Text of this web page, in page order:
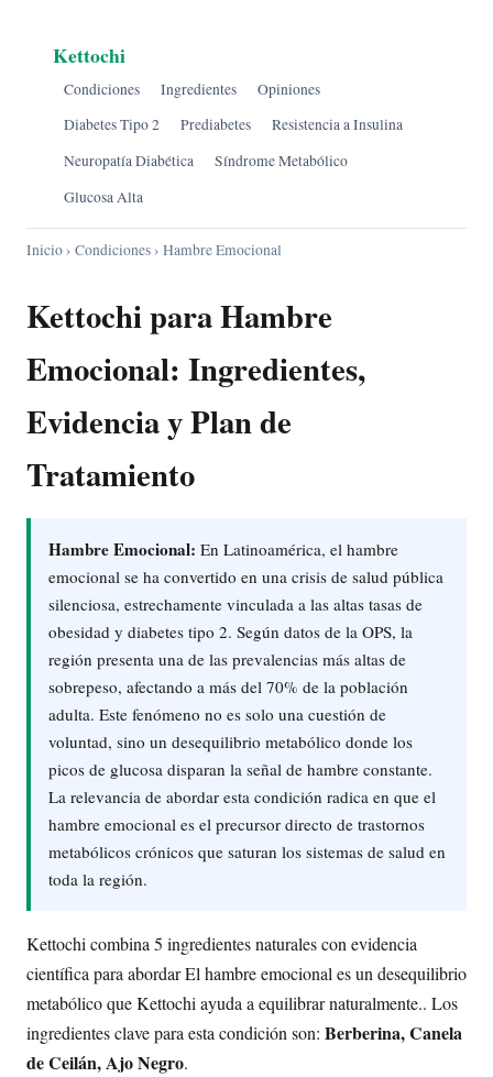
Kettochi
Condiciones Ingredientes
Opiniones
Diabetes Tipo 2
Prediabetes
Resistencia a Insulina
Neuropatía Diabética
Síndrome Metabólico
Glucosa Alta
Inicio› Condiciones› Hambre Emocional
Kettochi para Hambre
Emocional: Ingredientes,
Evidencia y Plan de
Tratamiento
Hambre Emocional: En Latinoamérica, el hambre
emocional se ha convertido en una crisis de salud pública
silenciosa, estrechamente vinculada a las altas tasas de
obesidad y diabetes tipo 2. Según datos de la OPS, la
región presenta una de las prevalencias más altas de
sobrepeso, afectando a más del 70% de la población
adulta. Este fenómeno no es solo una cuestión de
voluntad, sino un desequilibrio metabólico donde los
picos de glucosa disparan la señal de hambre constante.
La relevancia de abordar esta condición radica en que el
hambre emocional es el precursor directo de trastornos
metabólicos crónicos que saturan los sistemas de salud en
toda la región.
Kettochi combina 5 ingredientes naturales con evidencia
científica para abordar El hambre emocional es un desequilibrio
metabólico que Kettochi ayuda a equilibrar naturalmente.. Los
ingredientes clave para esta condición son: Berberina, Canela
de Ceilán, Ajo Negro.